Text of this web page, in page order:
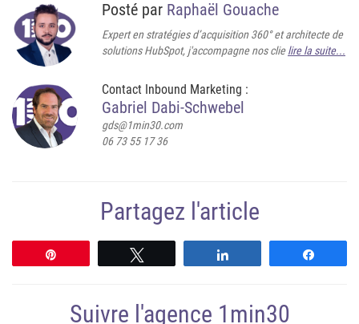
Posté par Raphaël Gouache
Expert en stratégies d’acquisition 360° et architecte de
solutions HubSpot, j'accompagne nos clielire la suite...
Contact Inbound Marketing :
Gabriel Dabi-Schwebel
gds@1min30.com
06 73 55 17 36
Partagez l'article
Suivre l'agence 1min30